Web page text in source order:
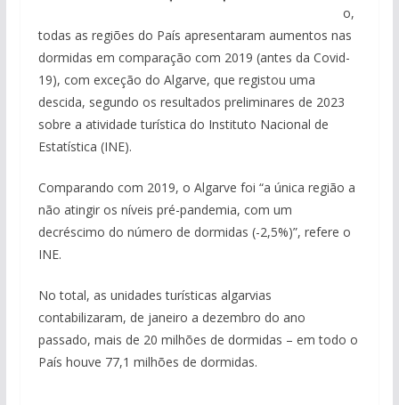
o,
todas as regiões do País apresentaram aumentos nas
dormidas em comparação com 2019 (antes da Covid-
19), com exceção do Algarve, que registou uma
descida, segundo os resultados preliminares de 2023
sobre a atividade turística do Instituto Nacional de
Estatística (INE).
Comparando com 2019, o Algarve foi “a única região a
não atingir os níveis pré-pandemia, com um
decréscimo do número de dormidas (-2,5%)”, refere o
INE.
No total, as unidades turísticas algarvias
contabilizaram, de janeiro a dezembro do ano
passado, mais de 20 milhões de dormidas – em todo o
País houve 77,1 milhões de dormidas.